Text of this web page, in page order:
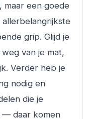
maar een goede
allerbelangrijkste
grip. Glijd je
van je mat,
Verder heb je
nodig en
die je
— daar komen